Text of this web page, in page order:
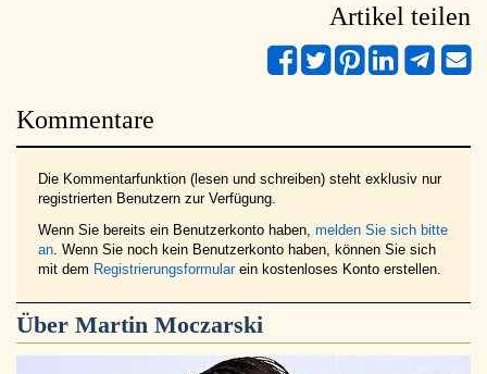
Artikel teilen
Kommentare
Die Kommentarfunktion (lesen und schreiben) steht exklusiv nur
registrierten Benutzern zur Verfügung.
Wenn Sie bereits ein Benutzerkonto haben, melden Sie sich bitte
an . Wenn Sie noch kein Benutzerkonto haben, können Sie sich
mit dem Registrierungsformularein kostenloses Konto erstellen.
Über Martin Moczarski